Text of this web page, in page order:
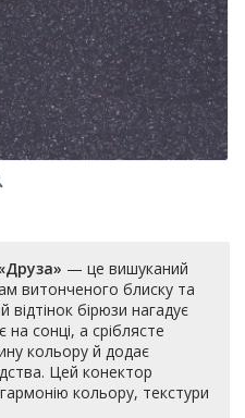
— це вишуканий
витонченого блиску та
бірюзи нагадує
сонці, а сріблясте
кольору й додає
Цей конектор
кольору, текстури